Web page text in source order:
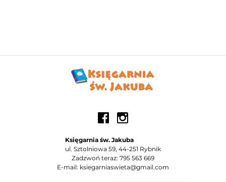
Księgarnia św. Jakuba
ul. Sztolniowa 59, 44-251 Rybnik
Zadzwoń teraz: 795 563 669
E-mail: ksiegarniaswieta@gmail.com